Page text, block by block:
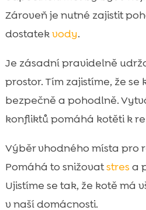
Zároveň je nutné zajistit
dostatekvody.
Je zásadní pravidelně
prostor. Tím zajistíme, že
bezpečně a pohodlně.
konfliktů pomáhá kotěti k
Výběr vhodného místa pro
Pomáhá to snižovatstres a
Ujistíme se tak, že kotě má
v naší domácnosti.